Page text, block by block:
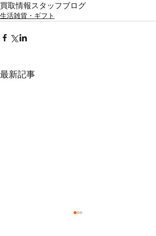
買取情報 スタッフブログ
生活雑貨・ギフト
最新記事